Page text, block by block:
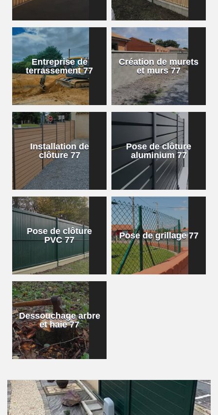
Entreprise de
terrassement 77
Création de murets
et murs 77
Installation de
clôture 77
Pose de clôture
aluminium 77
Pose de clôture
PVC 77
Pose de grillage 77
Dessouchage arbre
et haie 77